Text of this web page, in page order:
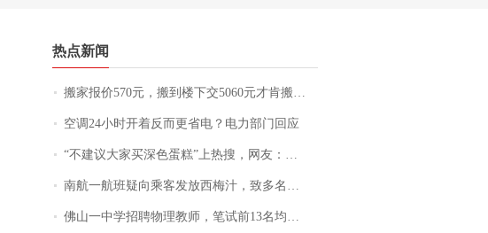
热点新闻
搬家报价570元，搬到楼下交5060元才肯搬上楼！女子傻眼了……
空调24小时开着反而更省电？电力部门回应
“不建议大家买深色蛋糕”上热搜，网友：天塌了！
南航一航班疑向乘客发放西梅汁，致多名乘客在飞行途中排队上厕所！乘客：机上100多人只有2个厕所；客服回应：并非每架飞机都会发放西梅汁
佛山一中学招聘物理教师，笔试前13名均遭淘汰？教育局：已叫停招聘，成立调查组全面核查